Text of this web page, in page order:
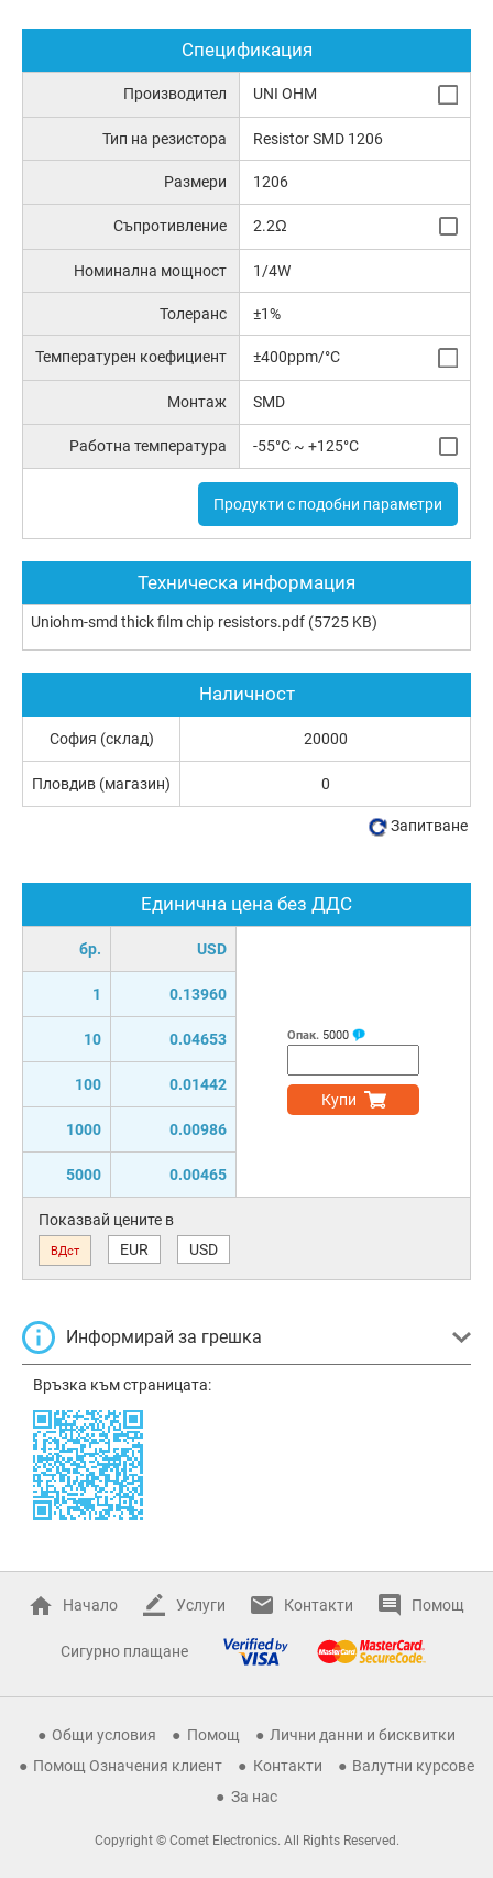
Спецификация
Производител UNI OHM
Тип на резистора Resistor SMD 1206
Размери 1206
Съпротивление 2.2Ω
Номинална мощност 1/4W
Толеранс ±1%
Температурен коефициент ±400ppm/°C
Монтаж SMD
Работна температура -55°C ~ +125°C
Продукти с подобни параметри
Техническа информация
Uniohm-smd thick film chip resistors.pdf (5725 KB)
Единична цена без ДДС
бр. USD
1 0.13960
10 0.04653
100 0.01442
1000 0.00986
5000 0.00465
Опак. 5000
Купи
Показвай цените в
ВДст EUR USD
Информирай за грешка
Връзка към страницата:
Наличност
София (склад) 20000
Пловдив (магазин) 0
Запитване
Начало Услуги Контакти Помощ
Сигурно плащане
Общи условия Помощ
Лични данни и бисквитки
Помощ Означения клиент
Контакти
Валутни курсове
За нас
Copyright © Comet Electronics. All Rights Reserved.